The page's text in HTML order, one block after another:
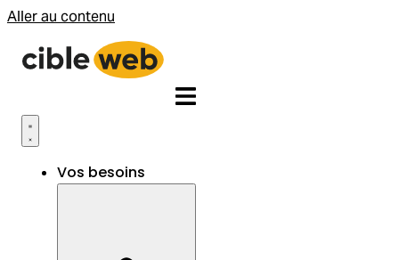
Aller au contenu
Vos besoins